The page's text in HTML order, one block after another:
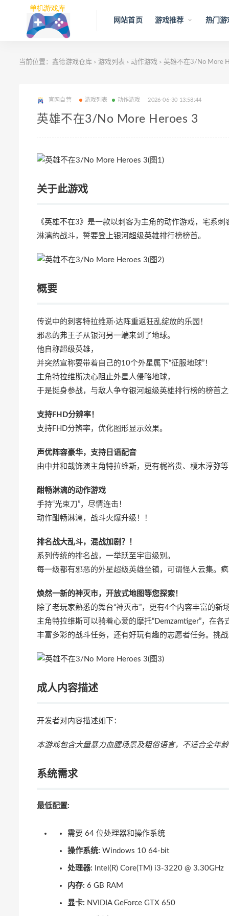
网站首页 游戏推荐 热门游
当前位置： 鑫德游戏仓库 > 游戏列表 > 动作游戏 > 英雄不在3/No More
官网自营 游戏列表 动作游戏 2026-06-30 13:58:44
英雄不在3/No More Heroes 3
关于此游戏
《英雄不在3》是一款以刺客为主角的动作游戏，宅系
淋漓的战斗，誓要登上银河超级英雄排行榜榜首。
概要
传说中的刺客特拉维斯·达阵重返狂乱绽放的乐园！
邪恶的弗王子从银河另一端来到了地球。
他自称超级英雄，
并突然宣称要带着自己的10个外星属下“征服地球”！
主角特拉维斯决心阻止外星人侵略地球，
于是挺身参战，与敌人争夺银河超级英雄排行榜的榜首
支持FHD分辨率！
支持FHD分辨率，优化图形显示效果。
声优阵容豪华，支持日语配音
由中井和哉饰演主角特拉维斯，更有梶裕贵、榎木淳弥
酣畅淋漓的动作游戏
手持“光束刀”，尽情连击！
动作酣畅淋漓，战斗火爆升级！！
排名战大乱斗，混战加剧？！
系列传统的排名战，一举跃至宇宙级别。
每一级都有邪恶的外星超级英雄坐镇，可谓怪人云集。
焕然一新的神灭市，开放式地图等您探索！
除了老玩家熟悉的舞台“神灭市”，更有4个内容丰富的新
主角特拉维斯可以骑着心爱的摩托“Demzamtiger”，在
丰富多彩的战斗任务，还有好玩有趣的志愿者任务。挑
成人内容描述
开发者对内容描述如下：
本游戏包含大量暴力血腥场景及粗俗语言，不适合全年
系统需求
最低配置:
需要 64 位处理器和操作系统
操作系统: Windows 10 64-bit
处理器: Intel(R) Core(TM) i3-3220 @ 3.30GHz
内存: 6 GB RAM
显卡: NVIDIA GeForce GTX 650